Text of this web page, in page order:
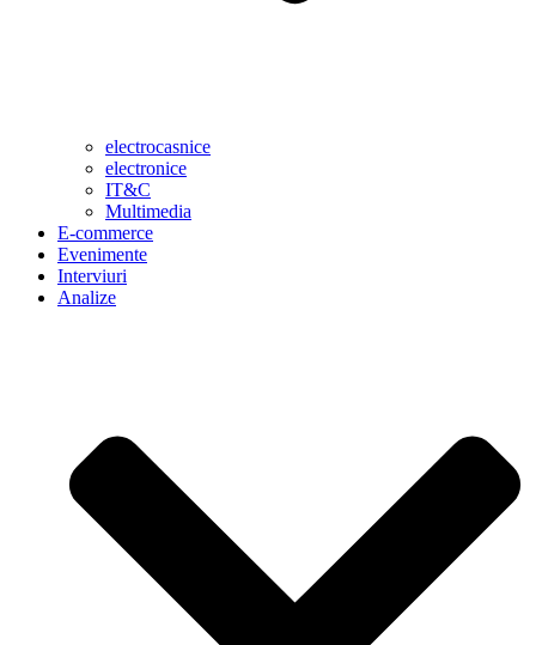
electrocasnice
electronice
IT&C
Multimedia
E-commerce
Evenimente
Interviuri
Analize